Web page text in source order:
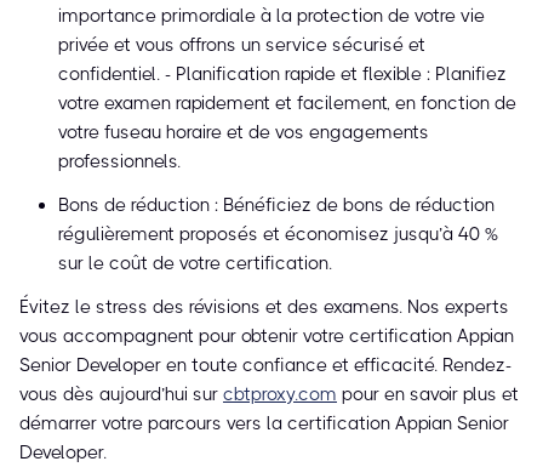
importance primordiale à la protection de votre vie
privée et vous offrons un service sécurisé et
confidentiel. - Planification rapide et flexible : Planifiez
votre examen rapidement et facilement, en fonction de
votre fuseau horaire et de vos engagements
professionnels.
Bons de réduction : Bénéficiez de bons de réduction
régulièrement proposés et économisez jusqu’à 40 %
sur le coût de votre certification.
Évitez le stress des révisions et des examens. Nos experts
vous accompagnent pour obtenir votre certification Appian
Senior Developer en toute confiance et efficacité. Rendez-
vous dès aujourd’hui sur cbtproxy.com pour en savoir plus et
démarrer votre parcours vers la certification Appian Senior
Developer.